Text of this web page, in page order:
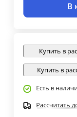
В
Купить в
Купить в
Есть в
Рассчитать